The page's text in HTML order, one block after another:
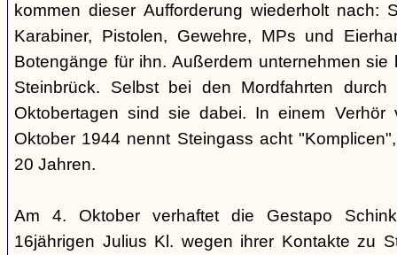
kommen dieser Aufforderung wiederholt nach:
Karabiner, Pistolen, Gewehre, MPs und
Botengänge für ihn. Außerdem unternehmen sie
Steinbrück. Selbst bei den Mordfahrten
Oktobertagen sind sie dabei. In einem
Oktober 1944 nennt Steingass acht
20 Jahren.
Am 4. Oktober verhaftet die Gestapo
16jährigen Julius Kl. wegen ihrer Kontakte zu